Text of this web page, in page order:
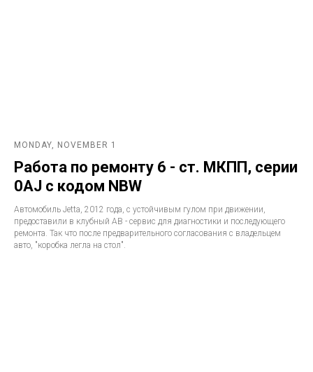
MONDAY, NOVEMBER 1
Работа по ремонту 6 - ст. МКПП, серии
0AJ с кодом NBW
Автомобиль Jetta, 2012 года, с устойчивым гулом при движении,
предоставили в клубный АВ - сервис для диагностики и последующего
ремонта. Так что после предварительного согласования с владельцем
авто, "коробка легла на стол".